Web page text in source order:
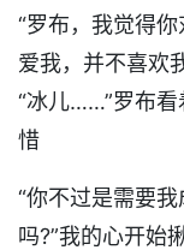
“罗布，我觉得
爱我，并不喜欢
“冰儿……”罗布看
惜
“你不过是需要
吗?”我的心开始